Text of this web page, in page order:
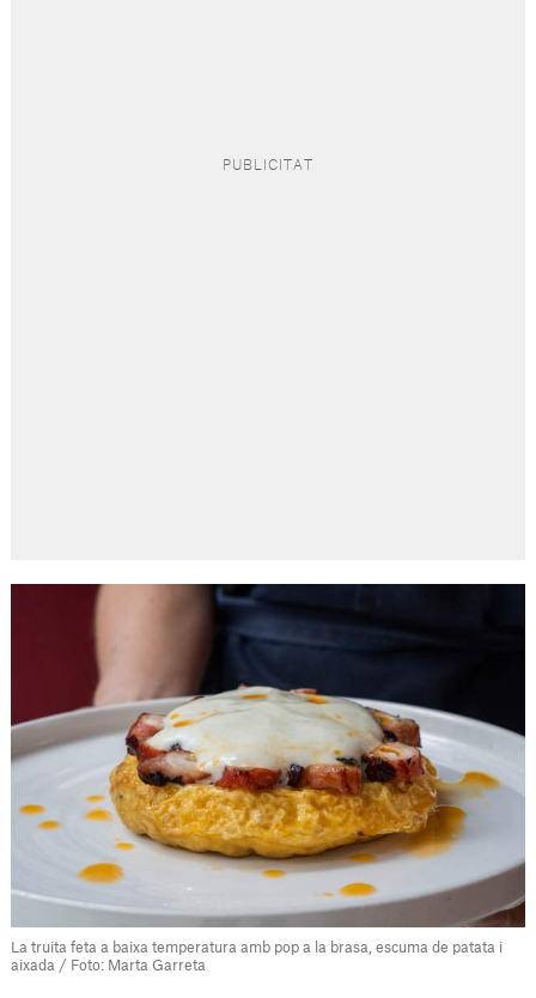
La truita feta a baixa temperatura amb pop a la brasa, escuma de patata i
aixada / Foto: Marta Garreta